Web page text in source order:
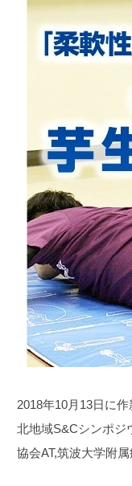
2018年10月13日に
北地域S&Cシンポジ
協会AT,筑波大学附